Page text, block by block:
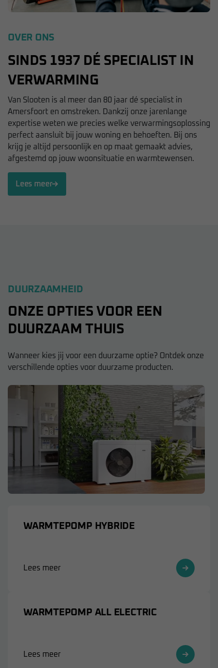
OVER ONS
SINDS 1937 DÉ SPECIALIST IN
VERWARMING
Van Slooten is al meer dan 80 jaar dé specialist in
Amersfoort en omstreken. Dankzij onze jarenlange
expertise weten we precies welke verwarmingsoplossing
perfect aansluit bij jouw woning en behoeften. Bij ons
krijg je altijd persoonlijk en op maat gemaakt advies,
afgestemd op jouw woonsituatie en warmtewensen.
Lees meer
DUURZAAMHEID
ONZE OPTIES VOOR EEN
DUURZAAM THUIS
Wanneer kies jij voor een duurzame optie? Ontdek onze
verschillende opties voor duurzame producten.
WARMTEPOMP HYBRIDE
Lees meer
WARMTEPOMP ALL ELECTRIC
Lees meer